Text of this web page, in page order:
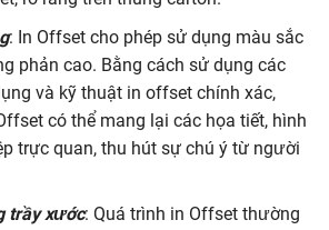
: In Offset cho phép sử dụng màu sắc
phản cao. Bằng cách sử dụng các
và kỹ thuật in offset chính xác,
có thể mang lại các họa tiết, hình
trực quan, thu hút sự chú ý từ người
trầy xước: Quá trình in Offset thường